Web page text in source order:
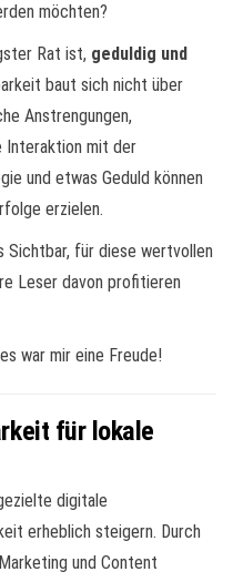
möchten?
Rat ist, geduldig und
baut sich nicht über
Anstrengungen,
Interaktion mit der
und etwas Geduld können
erzielen.
Sichtbar, für diese wertvollen
Leser davon profitieren
war mir eine Freude!
für lokale
digitale
erheblich steigern. Durch
und Content